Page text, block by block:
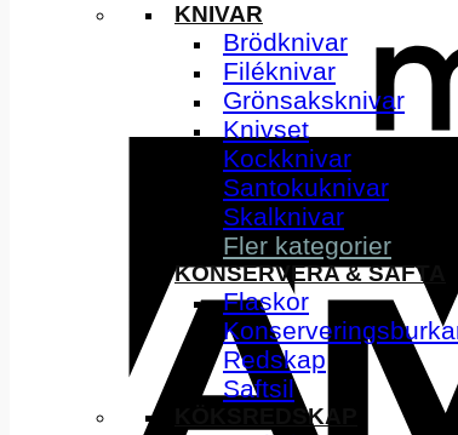
KNIVAR
Brödknivar
Filéknivar
Grönsaksknivar
Knivset
Kockknivar
Santokuknivar
Skalknivar
Fler kategorier
KONSERVERA & SAFTA
Flaskor
Redskap
Saftsil
KÖKSREDSKAP